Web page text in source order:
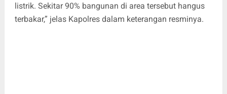
listrik. Sekitar 90% bangunan di area tersebut hangus
terbakar,” jelas Kapolres dalam keterangan resminya.